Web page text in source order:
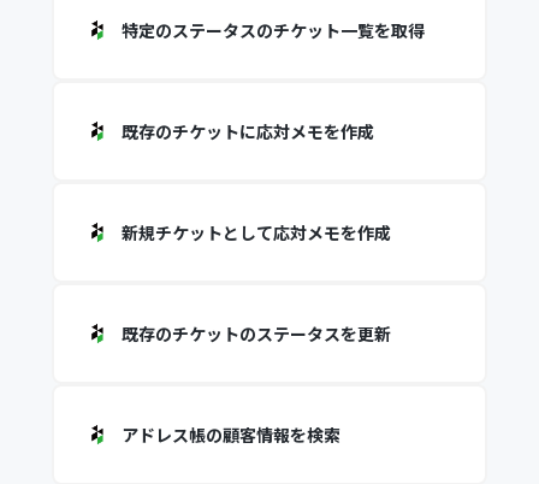
特定のステータスのチケット一覧を取得
既存のチケットに応対メモを作成
新規チケットとして応対メモを作成
既存のチケットのステータスを更新
アドレス帳の顧客情報を検索